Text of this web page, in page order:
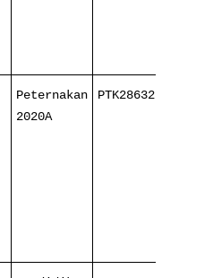
Peternakan
2020A
PTK286321